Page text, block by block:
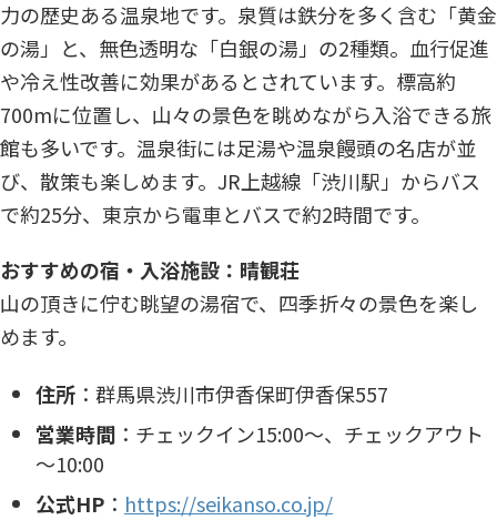
力の歴史ある温泉地です。泉質は鉄分を多く含む「黄金
の湯」と、無色透明な「白銀の湯」の2種類。血行促進
や冷え性改善に効果があるとされています。標高約
700mに位置し、山々の景色を眺めながら入浴できる旅
館も多いです。温泉街には足湯や温泉饅頭の名店が並
び、散策も楽しめます。JR上越線「渋川駅」からバス
で約25分、東京から電車とバスで約2時間です。
おすすめの宿・入浴施設：晴観荘
山の頂きに佇む眺望の湯宿で、四季折々の景色を楽し
めます。​
住所 ：​群馬県渋川市伊香保町伊香保557​
営業時間 ：​チェックイン15:00～、チェックアウト
～10:00​
公式HP ： https://seikanso.co.jp/